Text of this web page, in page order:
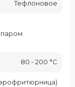
Тефлоновое
80 - 200 °C